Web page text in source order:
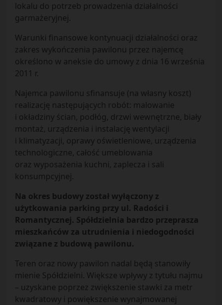
lokalu do potrzeb prowadzenia działalności
garmażeryjnej.
Warunki finansowe kontynuacji działalności oraz
zakres wykończenia pawilonu przez najemcę
określono w aneksie do umowy z dnia 16 września
2011 r.
Najemca pawilonu sfinansuje (na własny koszt)
realizację następujących robót: malowanie
i okładziny ścian, podłóg, drzwi wewnętrzne, biały
montaż, urządzenia i instalację wentylacji
i klimatyzacji, oprawy oświetleniowe, urządzenia
technologiczne, całość umeblowania
oraz wyposażenia kuchni, zaplecza i sali
konsumpcyjnej.
Na okres budowy został wyłączony z
użytkowania parking przy ul. Radości i
Romantycznej. Spółdzielnia bardzo przeprasza
mieszkańców za utrudnienia i niedogodności
związane z budową pawilonu.
Teren oraz nowy pawilon nadal będą stanowiły
mienie Spółdzielni. Większe wpływy z tytułu najmu
– uzyskane poprzez zwiększenie stawki za metr
kwadratowy i powiększenie wynajmowanej